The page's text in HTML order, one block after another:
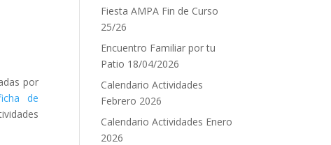
por
de
Fiesta AMPA Fin de Curso
25/26
Encuentro Familiar por tu
Patio 18/04/2026
Calendario Actividades
Febrero 2026
Calendario Actividades Enero
2026